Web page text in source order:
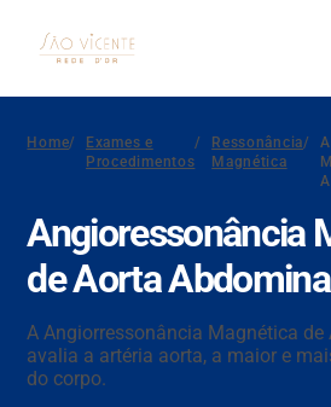
Home/
Exames e
Procedimentos
/
Ressonância
Magnética
/
Angioressonância
de Aorta
A Angiorressonância Magnética
avalia a artéria aorta, a maior e
do corpo.